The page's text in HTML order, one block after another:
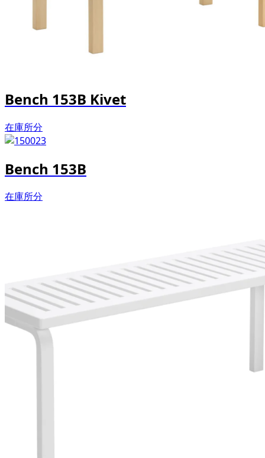
Bench 153B Kivet
在庫所分
Bench 153B
在庫所分